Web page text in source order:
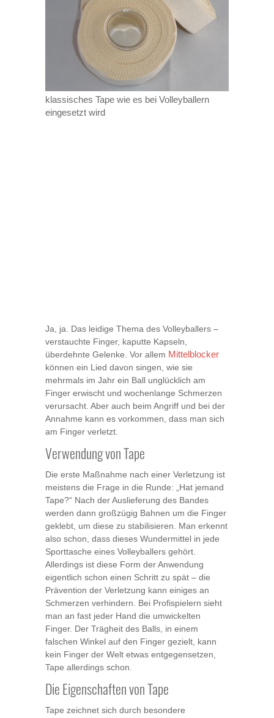
klassisches Tape wie es bei Volleyballern
eingesetzt wird
Ja, ja. Das leidige Thema des Volleyballers –
verstauchte Finger, kaputte Kapseln,
überdehnte Gelenke. Vor allem Mittelblocker
können ein Lied davon singen, wie sie
mehrmals im Jahr ein Ball unglücklich am
Finger erwischt und wochenlange Schmerzen
verursacht. Aber auch beim Angriff und bei der
Annahme kann es vorkommen, dass man sich
am Finger verletzt.
Verwendung von Tape
Die erste Maßnahme nach einer Verletzung ist
meistens die Frage in die Runde: „Hat jemand
Tape?“ Nach der Auslieferung des Bandes
werden dann großzügig Bahnen um die Finger
geklebt, um diese zu stabilisieren. Man erkennt
also schon, dass dieses Wundermittel in jede
Sporttasche eines Volleyballers gehört.
Allerdings ist diese Form der Anwendung
eigentlich schon einen Schritt zu spät – die
Prävention der Verletzung kann einiges an
Schmerzen verhindern. Bei Profispielern sieht
man an fast jeder Hand die umwickelten
Finger. Der Trägheit des Balls, in einem
falschen Winkel auf den Finger gezielt, kann
kein Finger der Welt etwas entgegensetzen,
Tape allerdings schon.
Die Eigenschaften von Tape
Tape zeichnet sich durch besondere